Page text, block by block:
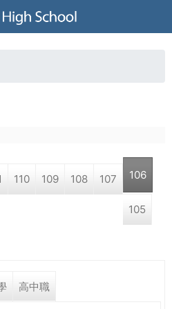
navigation
110 109 108 107 106
105
高中職